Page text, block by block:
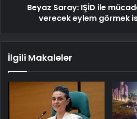
Beyaz Saray: IŞİD ile
verecek eylem görmek
İlgili Makaleler